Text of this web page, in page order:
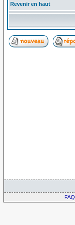
Revenir en haut
FAQ